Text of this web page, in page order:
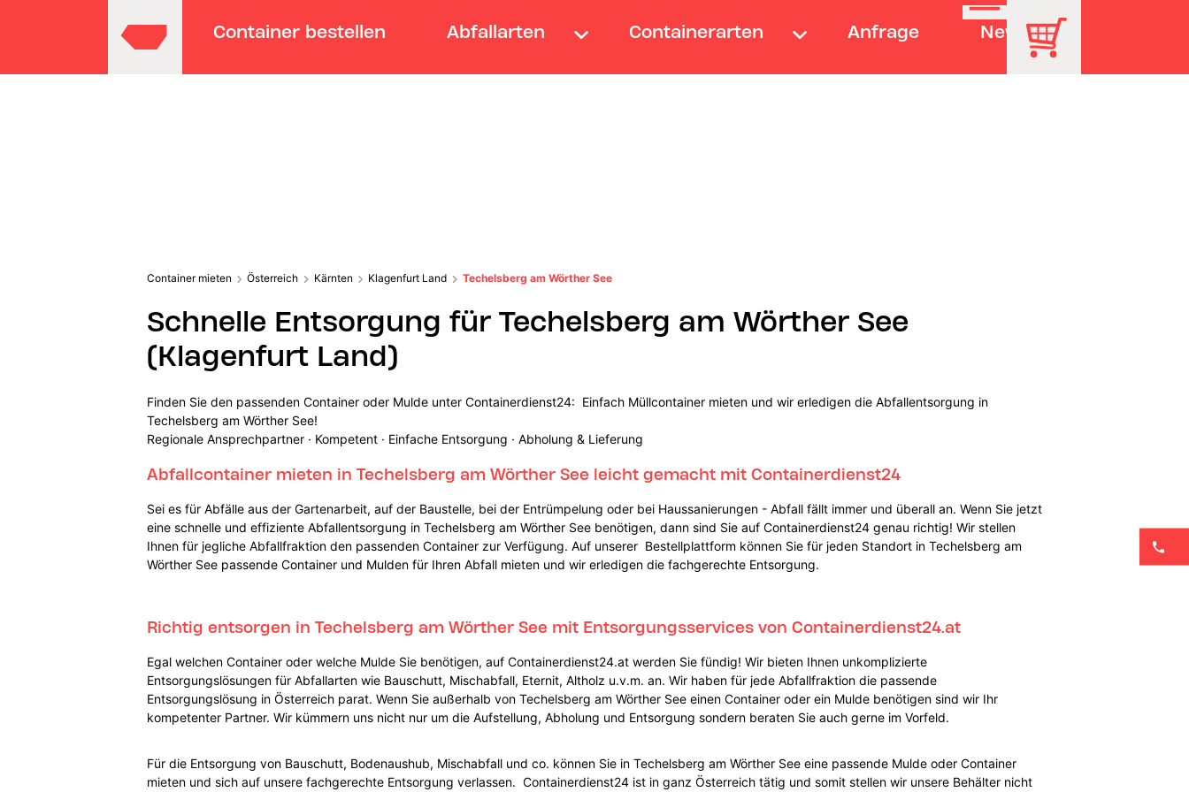
Container bestellen Abfallarten Containerarten Anfrage News
Container mieten Österreich Kärnten Klagenfurt Land Techelsberg am Wörther See
Schnelle Entsorgung für Techelsberg am Wörther See
(Klagenfurt Land)
Finden Sie den passenden Container oder Mulde unter Containerdienst24: Einfach Müllcontainer mieten und wir erledigen die Abfallentsorgung in
Techelsberg am Wörther See!
Regionale Ansprechpartner · Kompetent · Einfache Entsorgung · Abholung & Lieferung
Abfallcontainer mieten in Techelsberg am Wörther See leicht gemacht mit Containerdienst24
Sei es für Abfälle aus der Gartenarbeit, auf der Baustelle, bei der Entrümpelung oder bei Haussanierungen - Abfall fällt immer und überall an. Wenn Sie jetzt
eine schnelle und effiziente Abfallentsorgung in Techelsberg am Wörther See benötigen, dann sind Sie auf Containerdienst24 genau richtig! Wir stellen
Ihnen für jegliche Abfallfraktion den passenden Container zur Verfügung. Auf unserer Bestellplattform können Sie für jeden Standort in Techelsberg am
Wörther See passende Container und Mulden für Ihren Abfall mieten und wir erledigen die fachgerechte Entsorgung.
Richtig entsorgen in Techelsberg am Wörther See mit Entsorgungsservices von Containerdienst24.at
Egal welchen Container oder welche Mulde Sie benötigen, auf Containerdienst24.at werden Sie fündig! Wir bieten Ihnen unkomplizierte
Entsorgungslösungen für Abfallarten wie Bauschutt, Mischabfall, Eternit, Altholz u.v.m. an. Wir haben für jede Abfallfraktion die passende
Entsorgungslösung in Österreich parat. Wenn Sie außerhalb von Techelsberg am Wörther See einen Container oder ein Mulde benötigen sind wir Ihr
kompetenter Partner. Wir kümmern uns nicht nur um die Aufstellung, Abholung und Entsorgung sondern beraten Sie auch gerne im Vorfeld.
Für die Entsorgung von Bauschutt, Bodenaushub, Mischabfall und co. können Sie in Techelsberg am Wörther See eine passende Mulde oder Container
mieten und sich auf unsere fachgerechte Entsorgung verlassen. Containerdienst24 ist in ganz Österreich tätig und somit stellen wir unsere Behälter nicht